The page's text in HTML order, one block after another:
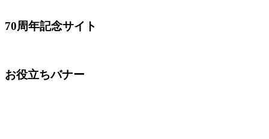
70周年記念サイト
お役立ちバナー